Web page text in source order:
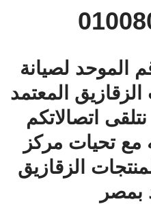
الموحد لصيانة
المعتمد
اتصالاتكم
مع تحيات مركز
الزقازيق
بمصر